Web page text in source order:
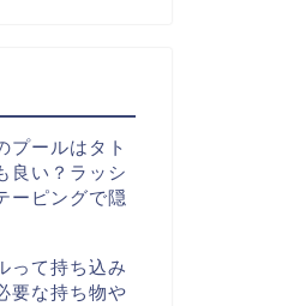
プールはタト
良い？ラッシ
ーピングで隠
って持ち込み
要な持ち物や